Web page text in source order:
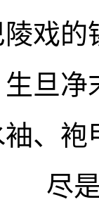
陵戏的
生旦净
袖、袍
尽